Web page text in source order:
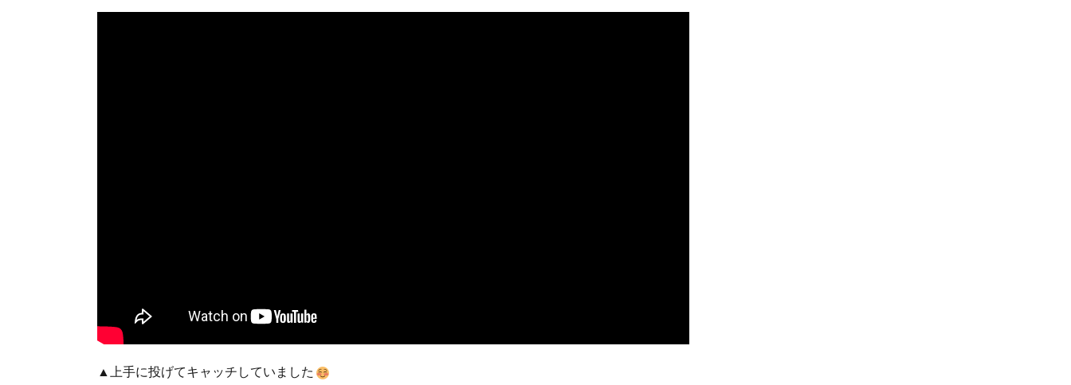
▲上手に投げてキャッチしていました